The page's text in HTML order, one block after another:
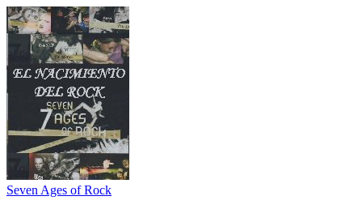
Seven Ages of Rock